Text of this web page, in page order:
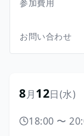
参加費用
お問い合わせ
8月12日(水)
18:00 〜